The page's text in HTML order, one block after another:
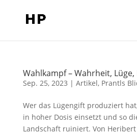
Wahlkampf – Wahrheit,
Sep. 25, 2023 | Artikel, Prantls
Wer das Lügengift produziert
in hoher Dosis einsetzt und so
Landschaft ruiniert. Von